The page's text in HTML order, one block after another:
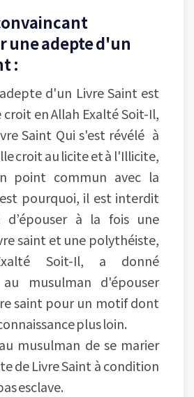
une adepte d'un
:
d'un Livre Saint est
en Allah Exalté Soit-Il,
Saint Qui s'est révélé à
croit au licite et à l'Illicite,
point commun avec la
pourquoi, il est interdit
d’épouser à la fois une
saint et une polythéiste,
Soit-Il, a donné
musulman d'épouser
saint pour un motif dont
plus loin.
musulman de se marier
de Livre Saint à condition
esclave.